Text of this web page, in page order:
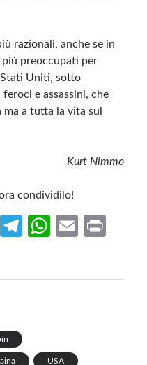
razionali, anche se in
preoccupati per
Stati Uniti, sotto
feroci e assassini, che
a tutta la vita sul
Kurt Nimmo
condividilo!
T
Te
W
p
E
USA